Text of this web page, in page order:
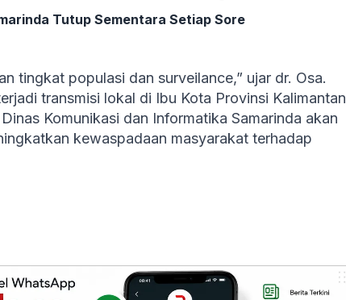
Tutup Sementara Setiap Sore
tingkat populasi dan surveilance,” ujar dr. Osa.
transmisi lokal di Ibu Kota Provinsi Kalimantan
Komunikasi dan Informatika Samarinda akan
kewaspadaan masyarakat terhadap